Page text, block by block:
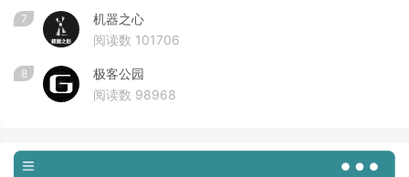
7
机器之心
阅读数 101706
8
极客公园
阅读数 98968